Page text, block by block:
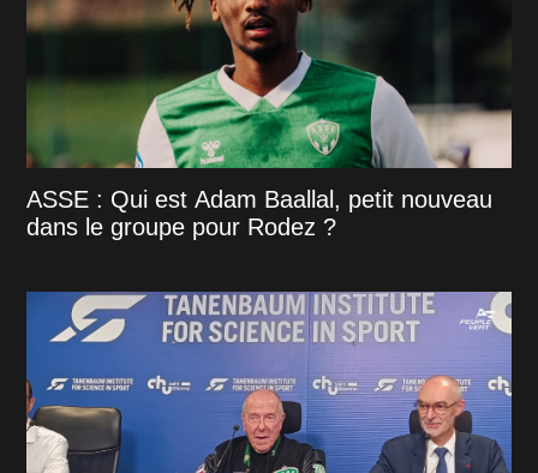
ASSE : Qui est Adam Baallal, petit nouveau
dans le groupe pour Rodez ?